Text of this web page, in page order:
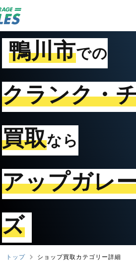
鴨川市での
クランク・
買取なら
アップガレ
ズ
トップ ショップ買取カテゴリー詳細